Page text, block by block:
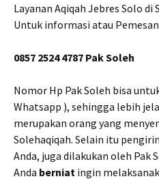
Layanan Aqiqah Jebres Solo di
Untuk informasi atau
0857 2524 4787 Pak Soleh
Nomor Hp Pak Soleh bisa
Whatsapp ), sehingga lebih
merupakan orang yang
Solehaqiqah. Selain itu
Anda, juga dilakukan oleh Pak
Anda berniat ingin